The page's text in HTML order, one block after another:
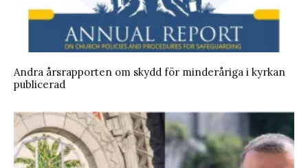
Andra årsrapporten om skydd för minderåriga i kyrkan
publicerad